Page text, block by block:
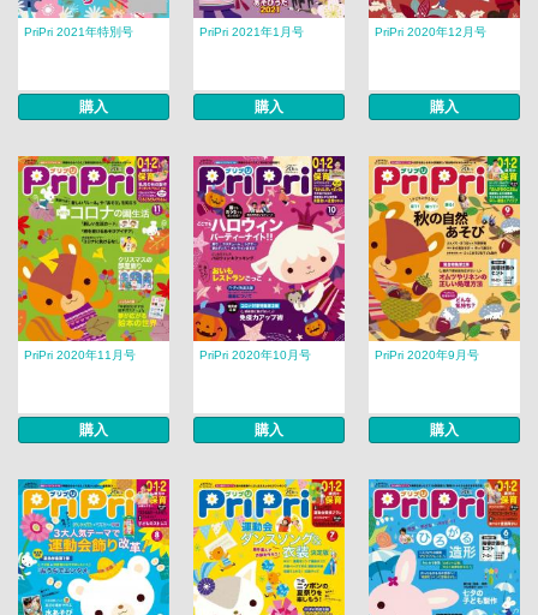
PriPri 2021年特別号
購入
PriPri 2021年1月号
購入
PriPri 2020年12月号
購入
PriPri 2020年11月号
購入
PriPri 2020年10月号
購入
PriPri 2020年9月号
購入